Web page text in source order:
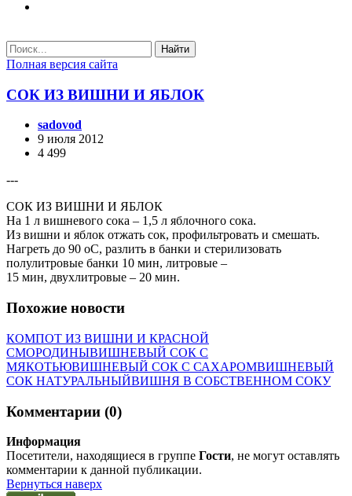
Найти
Полная версия сайта
СОК ИЗ ВИШНИ И ЯБЛОК
sadovod
9 июля 2012
4 499
---
СОК ИЗ ВИШНИ И ЯБЛОК
На 1 л вишневого сока – 1,5 л яблочного сока.
Из вишни и яблок отжать сок, профильтровать и смешать.
Нагреть до 90 оС, разлить в банки и стерилизовать
полулитровые банки 10 мин, литровые –
15 мин, двухлитровые – 20 мин.
Похожие новости
КОМПОТ ИЗ ВИШНИ И КРАСНОЙ
СМОРОДИНЫВИШНЕВЫЙ СОК С
МЯКОТЬЮВИШНЕВЫЙ СОК С САХАРОМВИШНЕВЫЙ
СОК НАТУРАЛЬНЫЙВИШНЯ В СОБСТВЕННОМ СОКУ
Комментарии (0)
Информация
Посетители, находящиеся в группе Гости, не могут оставлять
комментарии к данной публикации.
Вернуться наверх